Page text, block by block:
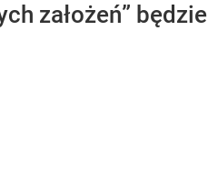
założeń” będzie